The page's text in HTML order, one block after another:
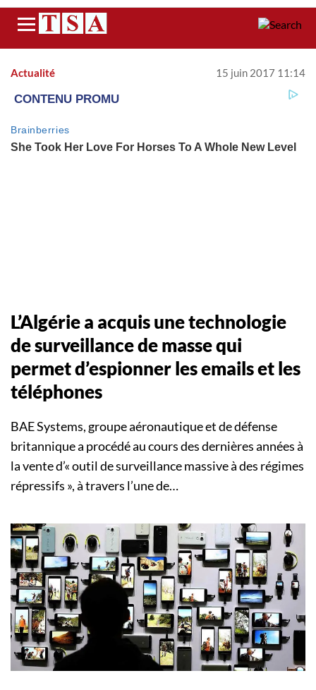
Menu
Actualité 15 juin 2017 11:14
L’Algérie a acquis une technologie
de surveillance de masse qui
permet d’espionner les emails et les
téléphones
BAE Systems, groupe aéronautique et de défense
britannique a procédé au cours des dernières années à
la vente d’« outil de surveillance massive à des régimes
répressifs », à travers l’une de…